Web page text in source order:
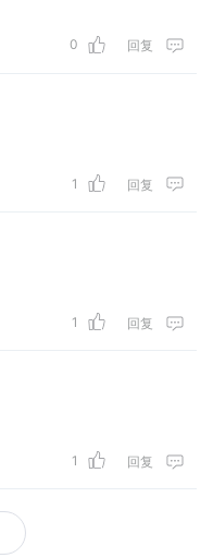
0 回复
1 回复
1 回复
1 回复